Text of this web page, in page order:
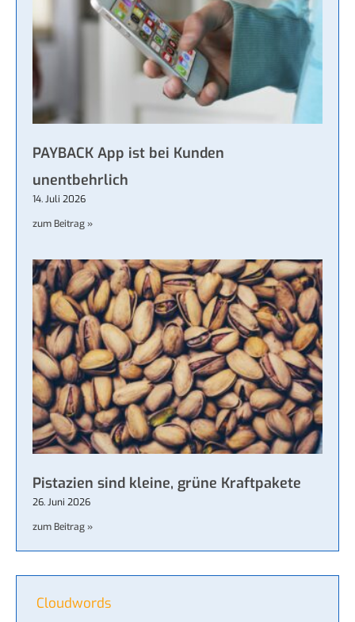
PAYBACK App ist bei Kunden
unentbehrlich
14. Juli 2026
zum Beitrag »
Pistazien sind kleine, grüne Kraftpakete
26. Juni 2026
zum Beitrag »
Cloudwords